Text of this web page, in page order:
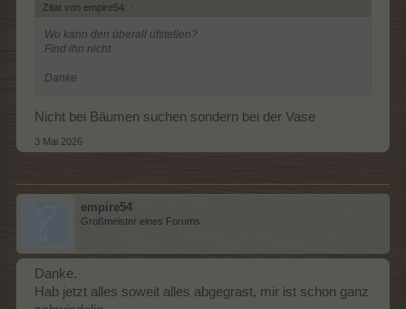
Zitat von empire54: ↑
Wo kann den überall ufstellen?
Find ihn nicht
Danke
Nicht bei Bäumen suchen sondern bei der Vase
3 Mai 2026
empire54
Großmeister eines Forums
Danke.
Hab jetzt alles soweit alles abgegrast, mir ist schon ganz